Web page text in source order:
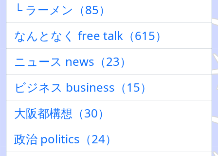
└ ラーメン（85）
なんとなく free talk（615）
ニュース news（23）
ビジネス business（15）
大阪都構想（30）
政治 politics（24）